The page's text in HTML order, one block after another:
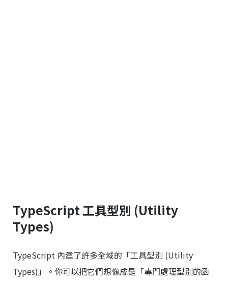
TypeScript 工具型別 (Utility
Types)
TypeScript 內建了許多全域的「工具型別 (Utility
Types)」。你可以把它們想像成是「專門處理型別的函